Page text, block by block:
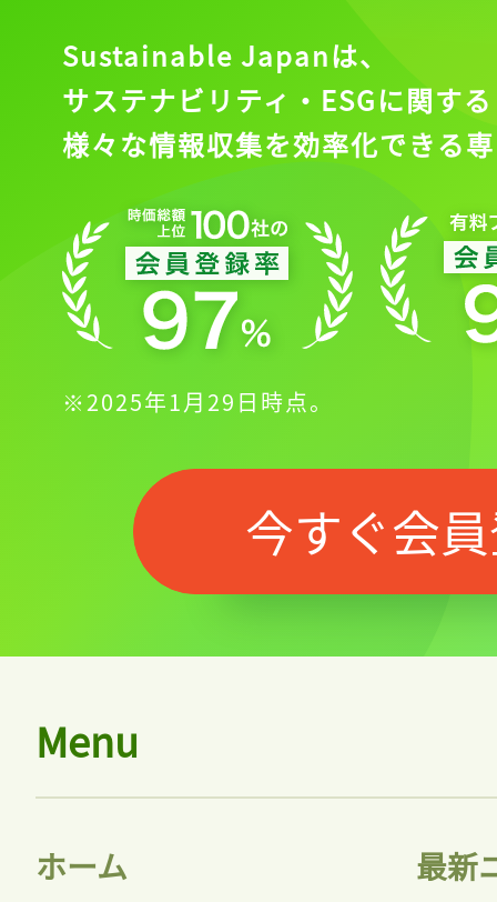
Sustainable Japanは、
サステナビリティ・ESGに関する
様々な情報収集を効率化できる
※2025年1月29日時点。
今すぐ会
Menu
ホーム 最新